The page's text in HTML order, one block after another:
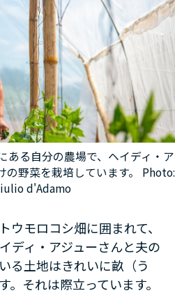
ある自分の農場で、ヘイディ・ア
の野菜を栽培しています。 Photo:
d'Adamo
ウモロコシ畑に囲まれて、
ディ・アジューさんと夫の
る土地はきれいに畝（う
それは際立っています。